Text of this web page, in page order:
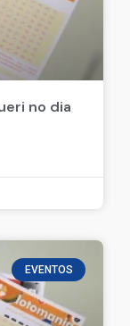
EVENTOS
no dia